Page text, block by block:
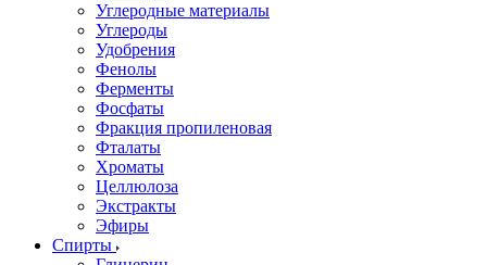
Углеродные материалы
Углероды
Удобрения
Фенолы
Ферменты
Фосфаты
Фракция пропиленовая
Фталаты
Хроматы
Целлюлоза
Экстракты
Эфиры
Спирты